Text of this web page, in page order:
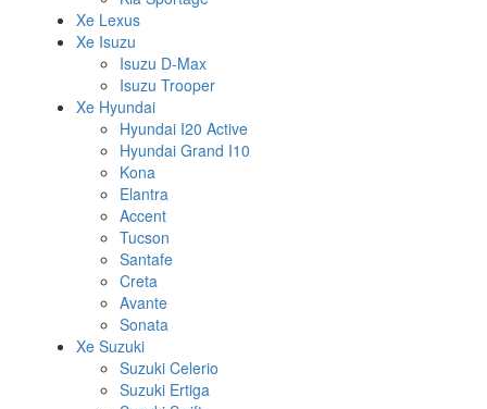
Xe Lexus
Xe Isuzu
Isuzu D-Max
Isuzu Trooper
Xe Hyundai
Hyundai I20 Active
Hyundai Grand I10
Kona
Elantra
Accent
Tucson
Santafe
Creta
Avante
Sonata
Xe Suzuki
Suzuki Celerio
Suzuki Ertiga